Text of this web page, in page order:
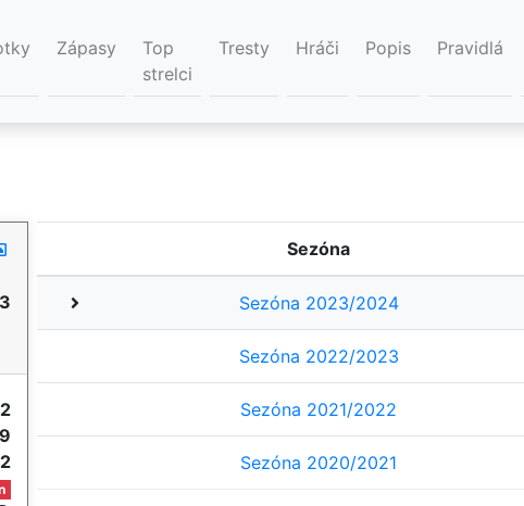
Zápasy
Top
strelci
Tresty Hráči Popis Pravidlá
9
2
Sezóna
Sezóna 2023/2024
Sezóna 2022/2023
Sezóna 2021/2022
Sezóna 2020/2021